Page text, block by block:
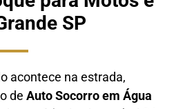
SP
acontece na estrada,
de Auto Socorro em Água